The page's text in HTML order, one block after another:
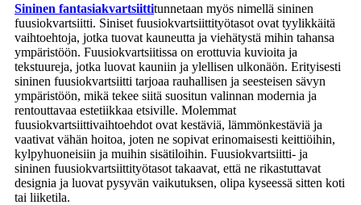
Sininen fantasiakvartsiittitunnetaan myös nimellä sininen
fuusiokvartsiitti. Siniset fuusiokvartsiittityötasot ovat tyylikkäitä
vaihtoehtoja, jotka tuovat kauneutta ja viehätystä mihin tahansa
ympäristöön. Fuusiokvartsiitissa on erottuvia kuvioita ja
tekstuureja, jotka luovat kauniin ja ylellisen ulkonäön. Erityisesti
sininen fuusiokvartsiitti tarjoaa rauhallisen ja seesteisen sävyn
ympäristöön, mikä tekee siitä suositun valinnan modernia ja
rentouttavaa estetiikkaa etsiville. Molemmat
fuusiokvartsiittivaihtoehdot ovat kestäviä, lämmönkestäviä ja
vaativat vähän hoitoa, joten ne sopivat erinomaisesti keittiöihin,
kylpyhuoneisiin ja muihin sisätiloihin. Fuusiokvartsiitti- ja
sininen fuusiokvartsiittityötasot takaavat, että ne rikastuttavat
designia ja luovat pysyvän vaikutuksen, olipa kyseessä sitten koti
tai liiketila.